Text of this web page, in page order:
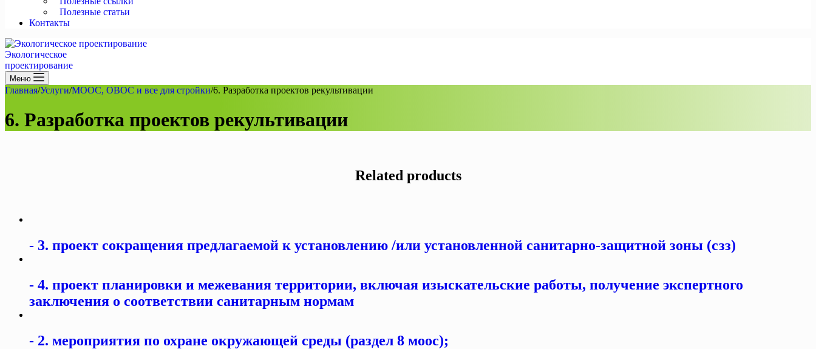
Полезные статьи
Контакты
Экологическое
проектирование
Меню
Главная/Услуги/МООС, ОВОС и все для стройки/6. Разработка проектов рекультивации
6. Разработка проектов рекультивации
Related products
3. проект сокращения предлагаемой к установлению /или установленной санитарно-защитной зоны (сзз)
4. проект планировки и межевания территории, включая изыскательские работы, получение экспертного
заключения о соответствии санитарным нормам
2. мероприятия по охране окружающей среды (раздел 8 моос);